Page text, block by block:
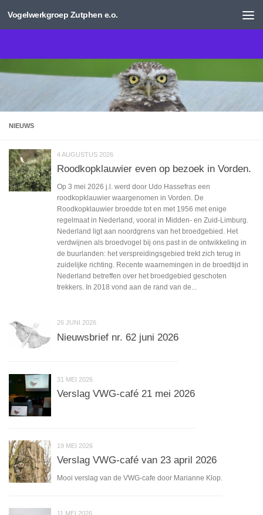
Doorgaan naar inhoud
Vogelwerkgroep Zutphen e.o.
NIEUWS
4 AUGUSTUS 2026
Roodkopklauwier even op bezoek in Vorden.
Op 3 mei 2026 j.l. werd door Udo Hassefras een
roodkopklauwier waargenomen in Vorden. De
Roodkopklauwier broedde tot en met 1956 met enige
regelmaat in Nederland, vooral in Midden- en Zuid-Limburg.
Nederland ligt aan noordgrens van het broedgebied. Het
verdwijnen als broedvogel bij ons past in de ontwikkeling in
de buurlanden: het verspreidingsgebied trekt zich terug in
zuidelijke richting. Recente waarnemingen in de broedtijd in
Nederland betreffen over het broedgebied geschoten
trekkers. In 2018 vond aan de rand van de...
26 JUNI 2026
Nieuwsbrief nr. 62 juni 2026
31 MEI 2026
Verslag VWG-café 21 mei 2026
19 MEI 2026
Verslag VWG-café van 23 april 2026
Mooi verslag van de VWG-cafe door Marianne Klop.
11 MEI 2026